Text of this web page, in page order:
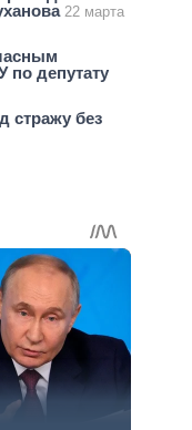
22 марта
по депутату
стражу без